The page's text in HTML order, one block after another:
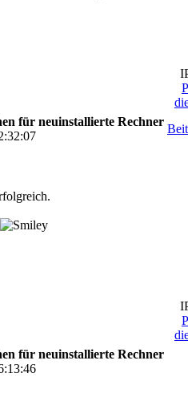
für neuinstallierte Rechner
für neuinstallierte Rechner